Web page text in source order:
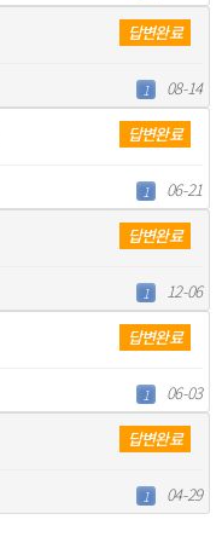
답변완료
1 08-14
답변완료
1 06-21
답변완료
1 12-06
답변완료
1 06-03
답변완료
1 04-29